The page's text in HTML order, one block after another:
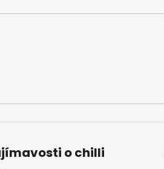
o chilli